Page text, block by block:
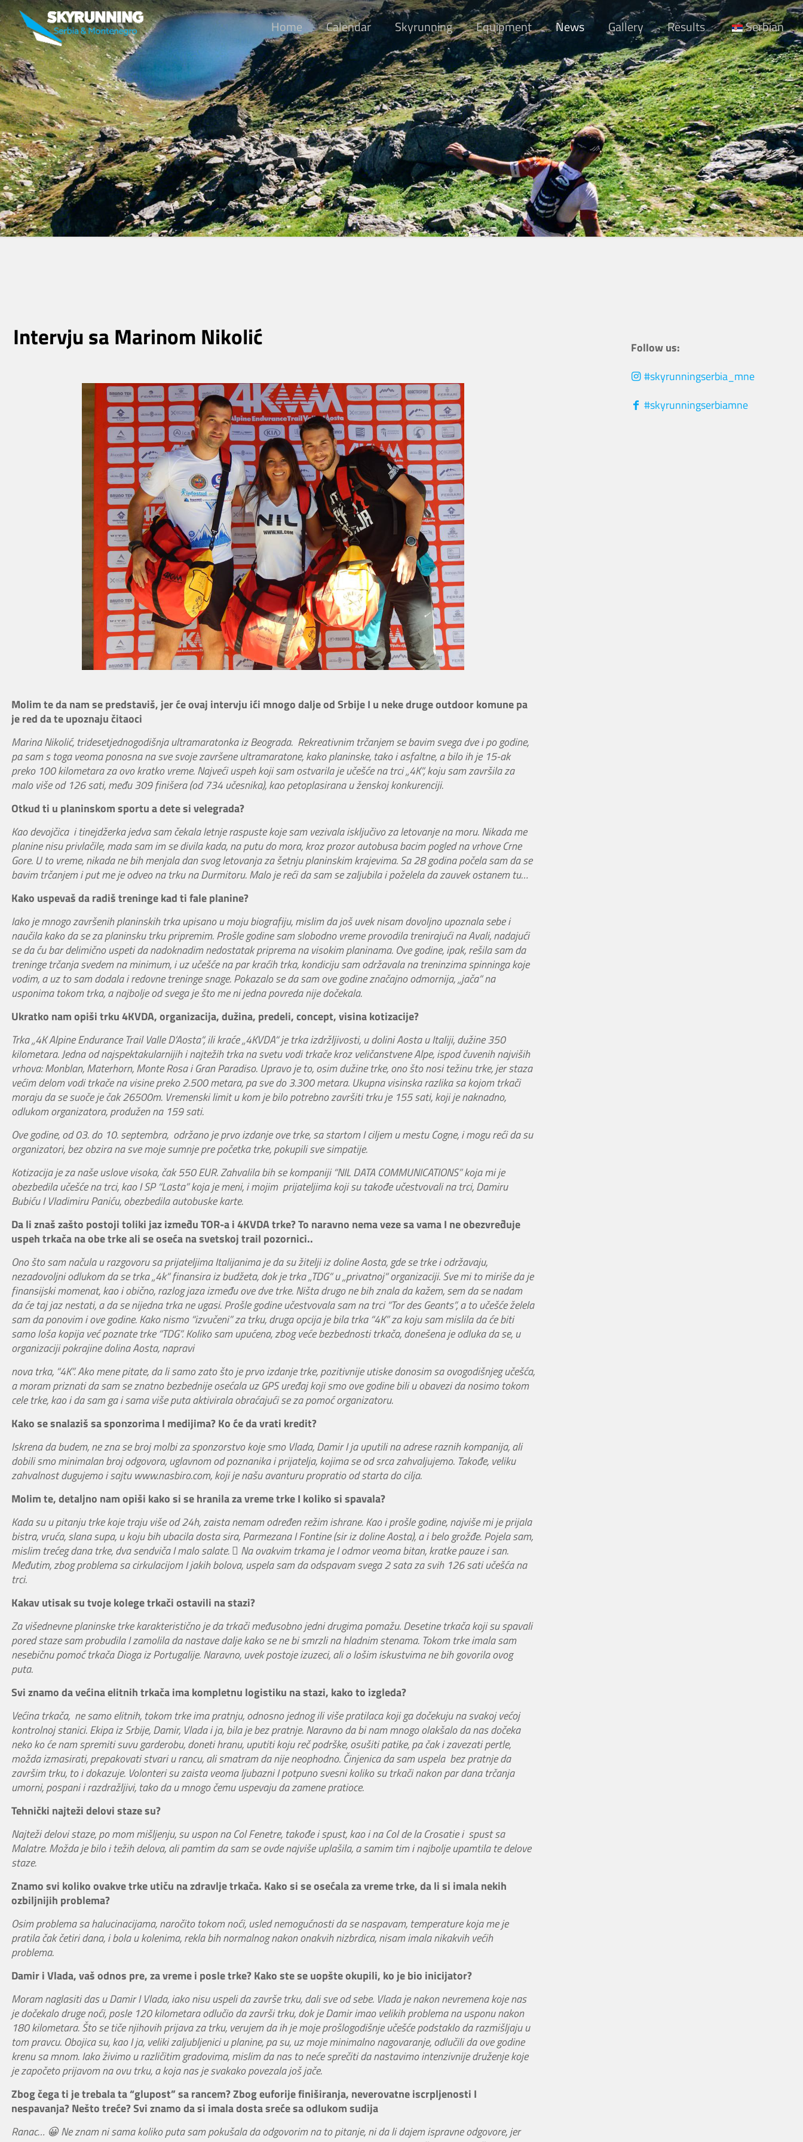
Home Calendar Skyrunning Equipment News Gallery Results Serbian
Intervju sa Marinom Nikolić
Molim te da nam se predstaviš, jer će ovaj intervju ići mnogo dalje od Srbije I u neke druge outdoor komune pa
je red da te upoznaju čitaoci
Marina Nikolić, tridesetjednogodišnja ultramaratonka iz Beograda. Rekreativnim trčanjem se bavim svega dve i po godine,
pa sam s toga veoma ponosna na sve svoje završene ultramaratone, kako planinske, tako i asfaltne, a bilo ih je 15-ak
preko 100 kilometara za ovo kratko vreme. Najveći uspeh koji sam ostvarila je učešće na trci „4K“, koju sam završila za
malo više od 126 sati, među 309 finišera (od 734 učesnika), kao petoplasirana u ženskoj konkurenciji.
Otkud ti u planinskom sportu a dete si velegrada?
Kao devojčica i tinejdžerka jedva sam čekala letnje raspuste koje sam vezivala isključivo za letovanje na moru. Nikada me
planine nisu privlačile, mada sam im se divila kada, na putu do mora, kroz prozor autobusa bacim pogled na vrhove Crne
Gore. U to vreme, nikada ne bih menjala dan svog letovanja za šetnju planinskim krajevima. Sa 28 godina počela sam da se
bavim trčanjem i put me je odveo na trku na Durmitoru. Malo je reći da sam se zaljubila i poželela da zauvek ostanem tu…
Kako uspevaš da radiš treninge kad ti fale planine?
Iako je mnogo završenih planinskih trka upisano u moju biografiju, mislim da još uvek nisam dovoljno upoznala sebe i
naučila kako da se za planinsku trku pripremim. Prošle godine sam slobodno vreme provodila trenirajući na Avali, nadajući
se da ću bar delimično uspeti da nadoknadim nedostatak priprema na visokim planinama. Ove godine, ipak, rešila sam da
treninge trčanja svedem na minimum, i uz učešće na par kraćih trka, kondiciju sam održavala na treninzima spinninga koje
vodim, a uz to sam dodala i redovne treninge snage. Pokazalo se da sam ove godine značajno odmornija, „jača“ na
usponima tokom trka, a najbolje od svega je što me ni jedna povreda nije dočekala.
Ukratko nam opiši trku 4KVDA, organizacija, dužina, predeli, concept, visina kotizacije?
Trka „4K Alpine Endurance Trail Valle D’Aosta“, ili kraće „4KVDA“ je trka izdržljivosti, u dolini Aosta u Italiji, dužine 350
kilometara. Jedna od najspektakularnijih i najtežih trka na svetu vodi trkače kroz veličanstvene Alpe, ispod čuvenih najviših
vrhova: Monblan, Materhorn, Monte Rosa i Gran Paradiso. Upravo je to, osim dužine trke, ono što nosi težinu trke, jer staza
većim delom vodi trkače na visine preko 2.500 metara, pa sve do 3.300 metara. Ukupna visinska razlika sa kojom trkači
moraju da se suoče je čak 26500m. Vremenski limit u kom je bilo potrebno završiti trku je 155 sati, koji je naknadno,
odlukom organizatora, produžen na 159 sati.
Ove godine, od 03. do 10. septembra, održano je prvo izdanje ove trke, sa startom I ciljem u mestu Cogne, i mogu reći da su
organizatori, bez obzira na sve moje sumnje pre početka trke, pokupili sve simpatije.
Kotizacija je za naše uslove visoka, čak 550 EUR. Zahvalila bih se kompaniji “NIL DATA COMMUNICATIONS” koja mi je
obezbedila učešće na trci, kao I SP “Lasta” koja je meni, i mojim prijateljima koji su takođe učestvovali na trci, Damiru
Bubiću I Vladimiru Paniću, obezbedila autobuske karte.
Da li znaš zašto postoji toliki jaz između TOR-a i 4KVDA trke? To naravno nema veze sa vama I ne obezvređuje
uspeh trkača na obe trke ali se oseća na svetskoj trail pozornici..
Ono što sam načula u razgovoru sa prijateljima Italijanima je da su žitelji iz doline Aosta, gde se trke i održavaju,
nezadovoljni odlukom da se trka „4k“ finansira iz budžeta, dok je trka „TDG“ u „privatnoj“ organizaciji. Sve mi to miriše da je
finansijski momenat, kao i obično, razlog jaza između ove dve trke. Ništa drugo ne bih znala da kažem, sem da se nadam
da će taj jaz nestati, a da se nijedna trka ne ugasi.Prošle godine učestvovala sam na trci “Tor des Geants”, a to učešće želela
sam da ponovim i ove godine. Kako nismo “izvučeni” za trku, druga opcija je bila trka “4K” za koju sam mislila da će biti
samo loša kopija već poznate trke “TDG”. Koliko sam upućena, zbog veće bezbednosti trkača, donešena je odluka da se, u
organizaciji pokrajine dolina Aosta, napravi
nova trka, “4K”. Ako mene pitate, da li samo zato što je prvo izdanje trke, pozitivnije utiske donosim sa ovogodišnjeg učešća,
a moram priznati da sam se znatno bezbednije osećala uz GPS uređaj koji smo ove godine bili u obavezi da nosimo tokom
cele trke, kao i da sam ga i sama više puta aktivirala obraćajući se za pomoć organizatoru.
Kako se snalaziš sa sponzorima I medijima? Ko će da vrati kredit?
Iskrena da budem, ne zna se broj molbi za sponzorstvo koje smo Vlada, Damir I ja uputili na adrese raznih kompanija, ali
dobili smo minimalan broj odgovora, uglavnom od poznanika i prijatelja, kojima se od srca zahvaljujemo. Takođe, veliku
zahvalnost dugujemo i sajtu www.nasbiro.com, koji je našu avanturu propratio od starta do cilja.
Molim te, detaljno nam opiši kako si se hranila za vreme trke I koliko si spavala?
Kada su u pitanju trke koje traju više od 24h, zaista nemam određen režim ishrane. Kao i prošle godine, najviše mi je prijala
bistra, vruća, slana supa, u koju bih ubacila dosta sira, Parmezana I Fontine (sir iz doline Aosta), a i belo grožđe. Pojela sam,
mislim trećeg dana trke, dva sendviča I malo salate.  Na ovakvim trkama je I odmor veoma bitan, kratke pauze i san.
Međutim, zbog problema sa cirkulacijom I jakih bolova, uspela sam da odspavam svega 2 sata za svih 126 sati učešća na
trci.
Kakav utisak su tvoje kolege trkači ostavili na stazi?
Za višednevne planinske trke karakteristično je da trkači međusobno jedni drugima pomažu. Desetine trkača koji su spavali
pored staze sam probudila I zamolila da nastave dalje kako se ne bi smrzli na hladnim stenama. Tokom trke imala sam
nesebičnu pomoć trkača Dioga iz Portugalije. Naravno, uvek postoje izuzeci, ali o lošim iskustvima ne bih govorila ovog
puta.
Svi znamo da većina elitnih trkača ima kompletnu logistiku na stazi, kako to izgleda?
Većina trkača, ne samo elitnih, tokom trke ima pratnju, odnosno jednog ili više pratilaca koji ga dočekuju na svakoj većoj
kontrolnoj stanici. Ekipa iz Srbije, Damir, Vlada i ja, bila je bez pratnje. Naravno da bi nam mnogo olakšalo da nas dočeka
neko ko će nam spremiti suvu garderobu, doneti hranu, uputiti koju reč podrške, osušiti patike, pa čak i zavezati pertle,
možda izmasirati, prepakovati stvari u rancu, ali smatram da nije neophodno. Činjenica da sam uspela bez pratnje da
završim trku, to i dokazuje. Volonteri su zaista veoma ljubazni I potpuno svesni koliko su trkači nakon par dana trčanja
umorni, pospani i razdražljivi, tako da u mnogo čemu uspevaju da zamene pratioce.
Tehnički najteži delovi staze su?
Najteži delovi staze, po mom mišljenju, su uspon na Col Fenetre, takođe i spust, kao i na Col de la Crosatie i spust sa
Malatre. Možda je bilo i težih delova, ali pamtim da sam se ovde najviše uplašila, a samim tim i najbolje upamtila te delove
staze.
Znamo svi koliko ovakve trke utiču na zdravlje trkača. Kako si se osećala za vreme trke, da li si imala nekih
ozbiljnijih problema?
Osim problema sa halucinacijama, naročito tokom noći, usled nemogućnosti da se naspavam, temperature koja me je
pratila čak četiri dana, i bola u kolenima, rekla bih normalnog nakon onakvih nizbrdica, nisam imala nikakvih većih
problema.
Damir i Vlada, vaš odnos pre, za vreme i posle trke? Kako ste se uopšte okupili, ko je bio inicijator?
Moram naglasiti das u Damir I Vlada, iako nisu uspeli da završe trku, dali sve od sebe. Vlada je nakon nevremena koje nas
je dočekalo druge noći, posle 120 kilometara odlučio da završi trku, dok je Damir imao velikih problema na usponu nakon
180 kilometara. Što se tiče njihovih prijava za trku, verujem da ih je moje prošlogodišnje učešće podstaklo da razmišljaju u
tom pravcu. Obojica su, kao I ja, veliki zaljubljenici u planine, pa su, uz moje minimalno nagovaranje, odlučili da ove godine
krenu sa mnom. Iako živimo u različitim gradovima, mislim da nas to neće sprečiti da nastavimo intenzivnije druženje koje
je započeto prijavom na ovu trku, a koja nas je svakako povezala još jače.
Zbog čega ti je trebala ta “glupost” sa rancem? Zbog euforije finiširanja, neverovatne iscrpljenosti I
nespavanja? Nešto treće? Svi znamo da si imala dosta sreće sa odlukom sudija
Ranac… 😀 Ne znam ni sama koliko puta sam pokušala da odgovorim na to pitanje, ni da li dajem ispravne odgovore, jer
Follow us:
#skyrunningserbia_mne
#skyrunningserbiamne